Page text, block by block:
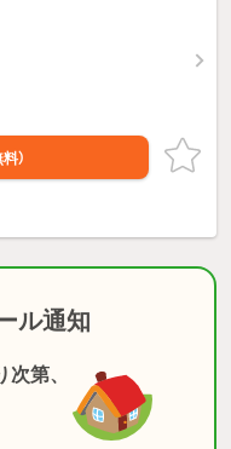
料）
ル通知
第、